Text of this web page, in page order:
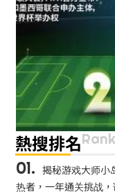
熱搜排名
揭秘游戏大师小
热者，一年通关挑战